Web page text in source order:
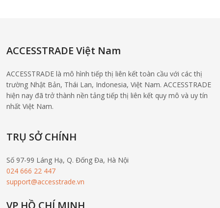
ACCESSTRADE Việt Nam
ACCESSTRADE là mô hình tiếp thị liên kết toàn cầu với các thị
trường Nhật Bản, Thái Lan, Indonesia, Việt Nam. ACCESSTRADE
hiện nay đã trở thành nền tảng tiếp thị liên kết quy mô và uy tín
nhất Việt Nam.
TRỤ SỞ CHÍNH
Số 97-99 Láng Hạ, Q. Đống Đa, Hà Nội
024 666 22 447
support@accesstrade.vn
VP HỒ CHÍ MINH